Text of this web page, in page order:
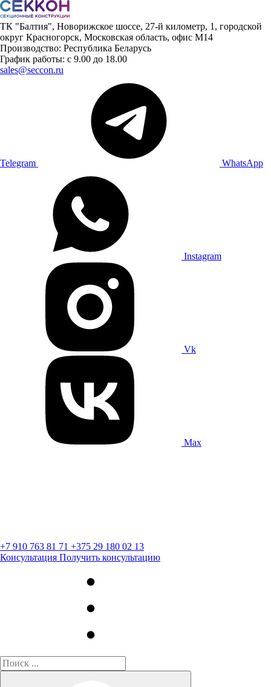
ТК "Балтия", Новорижское шоссе, 27-й километр, 1, городской
округ Красногорск, Московская область, офис М14
Производство: Республика Беларусь
График работы: с 9.00 до 18.00
sales@seccon.ru
Telegram WhatsApp
Instagram
Vk
Max
+7 910 763 81 71 +375 29 180 02 13
Консультация Получить консультацию